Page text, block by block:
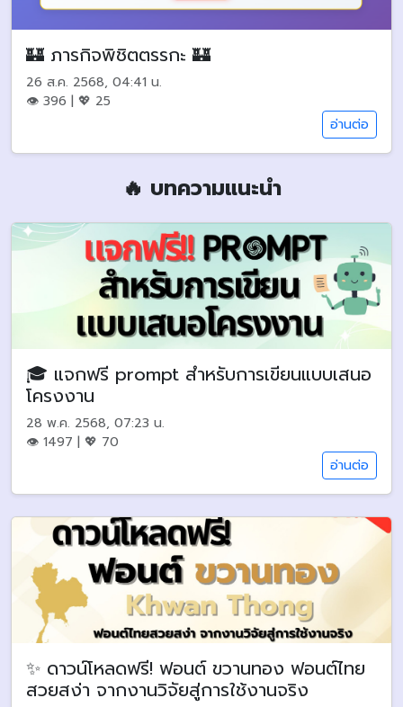
🏰 ภารกิจพิชิตตรรกะ 🏰
26 ส.ค. 2568, 04:41 น.
👁 396 | 💖 25
อ่านต่อ
🔥 บทความแนะนำ
🎓 แจกฟรี prompt สำหรับการเขียนแบบเสนอ
โครงงาน
28 พ.ค. 2568, 07:23 น.
👁 1497 | 💖 70
อ่านต่อ
✨ ดาวน์โหลดฟรี! ฟอนต์ ขวานทอง ฟอนต์ไทย
สวยสง่า จากงานวิจัยสู่การใช้งานจริง